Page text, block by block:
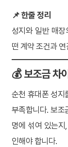
📌 한줄 정리
성지와 일반 매
떤 계약 조건과
💰 보조금 차
순천 휴대폰 성지
부족합니다. 보조
명에 섞여 있는
인해야 합니다.